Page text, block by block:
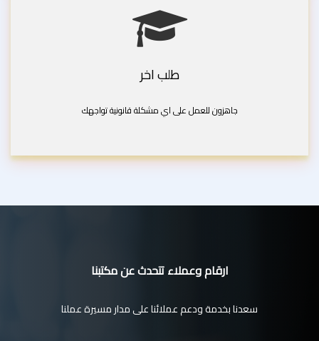
طلب اخر
جاهزون للعمل على اي مشكلة قانونية تواجهك
ارقام وعملاء تتحدث عن مكتبنا
سعدنا بخدمة ودعم عملائنا على مدار مسيرة عملنا